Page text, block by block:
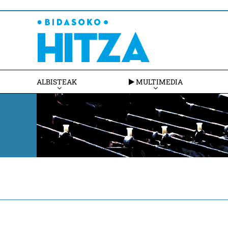
ALBISTEAK MULTIMEDIA